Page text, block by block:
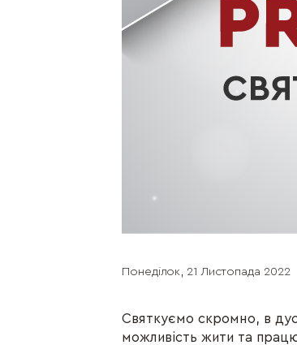
Понеділок, 21 Листопада 2022
Святкуємо скромно, в
можливість жити та